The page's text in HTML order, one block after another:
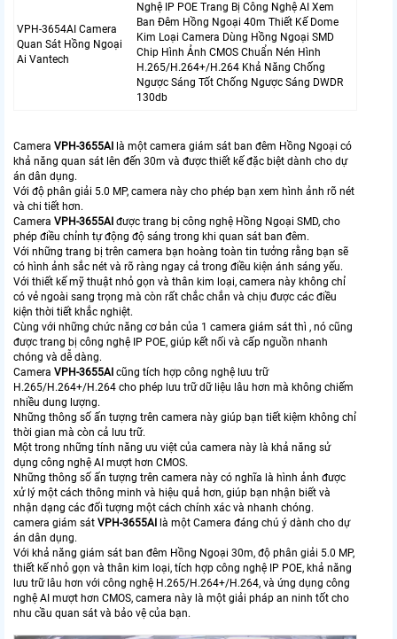
VPH-3654AI Camera
Quan Sát Hồng Ngoại
Ai Vantech
Nghệ IP POE Trang Bị Công Nghệ AI Xem
Ban Đêm Hồng Ngoại 40m Thiết Kế Dome
Kim Loại Camera Dùng Hồng Ngoại SMD
Chip Hình Ảnh CMOS Chuẩn Nén Hình
H.265/H.264+/H.264 Khả Năng Chống
Ngược Sáng Tốt Chống Ngược Sáng DWDR
130db
Camera VPH-3655AI là một camera giám sát ban đêm Hồng Ngoại có
khả năng quan sát lên đến 30m và được thiết kế đặc biệt dành cho dự
án dân dụng.
Với độ phân giải 5.0 MP, camera này cho phép bạn xem hình ảnh rõ nét
và chi tiết hơn.
Camera VPH-3655AI được trang bị công nghệ Hồng Ngoại SMD, cho
phép điều chỉnh tự động độ sáng trong khi quan sát ban đêm.
Với những trang bị trên camera bạn hoàng toàn tin tưởng rằng bạn sẽ
có hình ảnh sắc nét và rõ ràng ngay cả trong điều kiện ánh sáng yếu.
Với thiết kế mỹ thuật nhỏ gọn và thân kim loại, camera này không chỉ
có vẻ ngoài sang trọng mà còn rất chắc chắn và chịu được các điều
kiện thời tiết khắc nghiệt.
Cùng với những chức năng cơ bản của 1 camera giám sát thì , nó cũng
được trang bị công nghệ IP POE, giúp kết nối và cấp nguồn nhanh
chóng và dễ dàng.
Camera VPH-3655AI cũng tích hợp công nghệ lưu trữ
H.265/H.264+/H.264 cho phép lưu trữ dữ liệu lâu hơn mà không chiếm
nhiều dung lượng.
Những thông số ấn tượng trên camera này giúp bạn tiết kiệm không chỉ
thời gian mà còn cả lưu trữ.
Một trong những tính năng ưu việt của camera này là khả năng sử
dụng công nghệ AI mượt hơn CMOS.
Những thông số ấn tượng trên camera này có nghĩa là hình ảnh được
xử lý một cách thông minh và hiệu quả hơn, giúp bạn nhận biết và
nhận dạng các đối tượng một cách chính xác và nhanh chóng.
camera giám sát VPH-3655AI là một Camera đáng chú ý dành cho dự
án dân dụng.
Với khả năng giám sát ban đêm Hồng Ngoại 30m, độ phân giải 5.0 MP,
thiết kế nhỏ gọn và thân kim loại, tích hợp công nghệ IP POE, khả năng
lưu trữ lâu hơn với công nghệ H.265/H.264+/H.264, và ứng dụng công
nghệ AI mượt hơn CMOS, camera này là một giải pháp an ninh tốt cho
nhu cầu quan sát và bảo vệ của bạn.